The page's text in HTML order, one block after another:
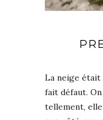
La neige était
fait défaut.
tellement,